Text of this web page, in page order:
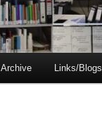
Archive Links/Blogs